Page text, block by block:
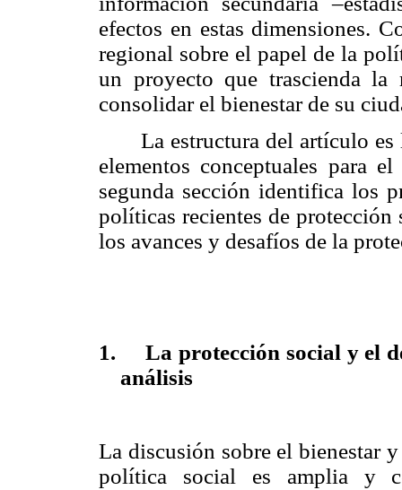
efectos en estas dimensiones.
regional sobre el papel de la
un proyecto que trascienda
consolidar el bienestar de su
La estructura del artículo
elementos conceptuales para
segunda sección identifica los
políticas recientes de
los avances y desafíos de la
1.
La protección social y el
análisis
La discusión sobre el bienestar
política social es amplia y